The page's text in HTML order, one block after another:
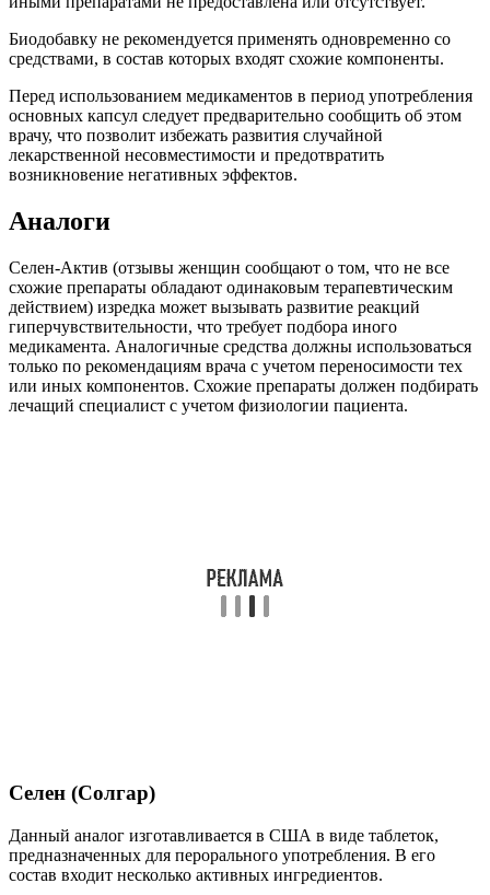
Биодобавку не рекомендуется применять одновременно со
средствами, в состав которых входят схожие компоненты.
Перед использованием медикаментов в период употребления
основных капсул следует предварительно сообщить об этом
врачу, что позволит избежать развития случайной
лекарственной несовместимости и предотвратить
возникновение негативных эффектов.
Аналоги
Селен-Актив (отзывы женщин сообщают о том, что не все
схожие препараты обладают одинаковым терапевтическим
действием) изредка может вызывать развитие реакций
гиперчувствительности, что требует подбора иного
медикамента. Аналогичные средства должны использоваться
только по рекомендациям врача с учетом переносимости тех
или иных компонентов. Схожие препараты должен подбирать
лечащий специалист с учетом физиологии пациента.
Селен (Солгар)
Данный аналог изготавливается в США в виде таблеток,
предназначенных для перорального употребления. В его
состав входит несколько активных ингредиентов.